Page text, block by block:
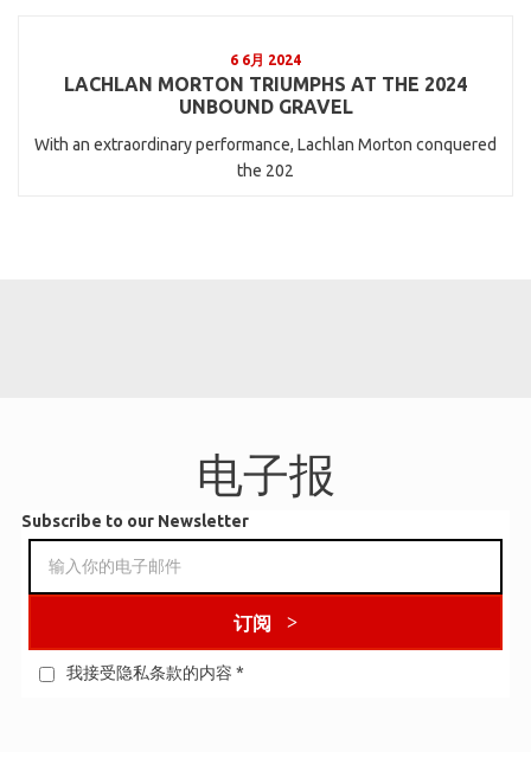
6 6月 2024
LACHLAN MORTON TRIUMPHS AT THE 2024
UNBOUND GRAVEL
With an extraordinary performance, Lachlan Morton conquered
the 202
电子报
Subscribe to our Newsletter
订阅
我接受隐私条款的内容 *